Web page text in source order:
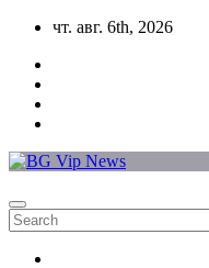
Skip
content
чт. авг. 6th, 2026